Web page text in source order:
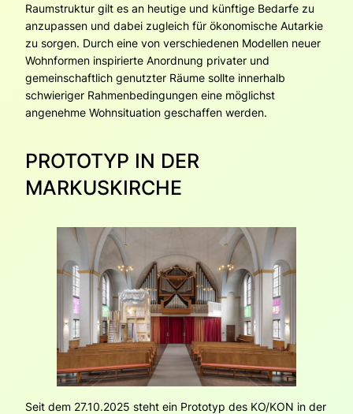
Raumstruktur gilt es an heutige und künftige Bedarfe zu
anzupassen und dabei zugleich für ökonomische Autarkie
zu sorgen. Durch eine von verschiedenen Modellen neuer
Wohnformen inspirierte Anordnung privater und
gemeinschaftlich genutzter Räume sollte innerhalb
schwieriger Rahmenbedingungen eine möglichst
angenehme Wohnsituation geschaffen werden.
PROTOTYP IN DER
MARKUSKIRCHE
Seit dem 27.10.2025 steht ein Prototyp des KO/KON in der